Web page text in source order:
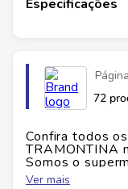
Especificações
72
Confira todos
TRAMONTINA
Somos o
qualidade do
Ver mais